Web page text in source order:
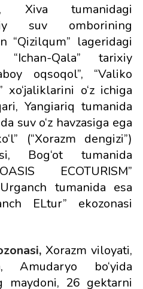
Xiva tumanidagi
suv omborining
“Qizilqum” lageridagi
“Ichan-Qala” tarixiy
oqsoqol”, “Valiko
xo‘jaliklarini o‘z ichiga
Yangiariq tumanida
suv o‘z havzasiga ega
(“Xorazm dengizi”)
Bog‘ot tumanida
ECOTURISM”
tumanida esa
ELtur” ekozonasi
Xorazm viloyati,
Amudaryo bo‘yida
maydoni, 26 gektarni